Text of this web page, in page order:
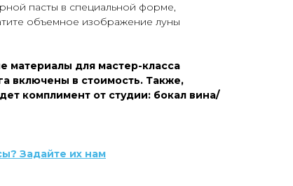
пасты в специальной форме,
объемное изображение луны
материалы для мастер-класса
включены в стоимость. Также,
комплимент от студии: бокал вина/
Задайте их нам